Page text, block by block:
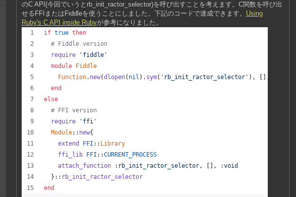
のC API(今回でいうとrb_init_ractor_selector)を呼び出すことを考えます。C関数を呼び出
せるFFIまたはFiddleを使うことにしました。下記のコードで達成できます。 Using
Ruby's C API inside Rubyが参考になりました。
if true then
# Fiddle version
require
'fiddle'
module
Fiddle
Function. new(dlopen( nil ) . sym( 'rb_init_ractor_selector' ) , ,
end
else
# FFI version
require
'ffi'
Module:: new{
extend
FFI :: Library
ffi_lib
FFI ::CURRENT_PROCESS
attach_function
:rb_init_ractor_selector, ,
:void
} :: rb_init_ractor_selector
end